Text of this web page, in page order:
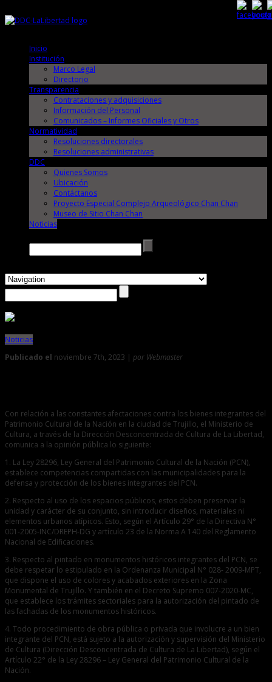
Inicio
Institución
Marco Legal
Directorio
Transparencia
Contrataciones y adquisiciones
Información del Personal
Comunicados – Informes Oficiales y Otros
Normatividad
Resoluciones directorales
Resoluciones administrativas
DDC
Quienes Somos
Ubicación
Contáctanos
Proyecto Especial Complejo Arqueológico Chan Chan
Museo de Sitio Chan Chan
Noticias
Noticias
Publicado el noviembre 7th, 2023 | por Webmaster
Con relación a las constantes afectaciones contra los bienes integrantes del
Patrimonio Cultural de la Nación en la ciudad de Trujillo, el Ministerio de
Cultura, a través de la Dirección Desconcentrada de Cultura de La Libertad,
comunica a la opinión pública lo siguiente:
1. La Ley 28296, Ley General del Patrimonio Cultural de la Nación (PCN),
establece competencias compartidas con las municipalidades para la
defensa y protección de los bienes integrantes del PCN.
2. Respecto al uso de los espacios públicos, estos deben preservar la
unidad y carácter de su conjunto, sin introducir diseños, materiales ni
elementos urbanos atípicos. Esto, según el Artículo 29° de la Directiva N°
001-2005-INC/DREPH-DG y artículo 23 de la Norma A 140 del Reglamento
Nacional de Edificaciones.
3. Respecto al pintado en monumentos históricos integrantes del PCN, se
debe respetar lo estipulado en la Ordenanza Municipal N° 028- 2009-MPT,
que dispone el uso de colores y acabados exteriores en la Zona
Monumental de Trujillo. Y también en el Decreto Supremo 007-2020-MC,
que establece los trámites sectoriales para la autorización del pintado de
las fachadas de los monumentos históricos.
4. Todo procedimiento de obra pública o privada que involucre a un bien
integrante del PCN, está sujeto a la autorización y supervisión del Ministerio
de Cultura (Dirección Desconcentrada de Cultura de La Libertad), según el
Artículo 22° de la Ley 28296 – Ley General del Patrimonio Cultural de la
Nación.